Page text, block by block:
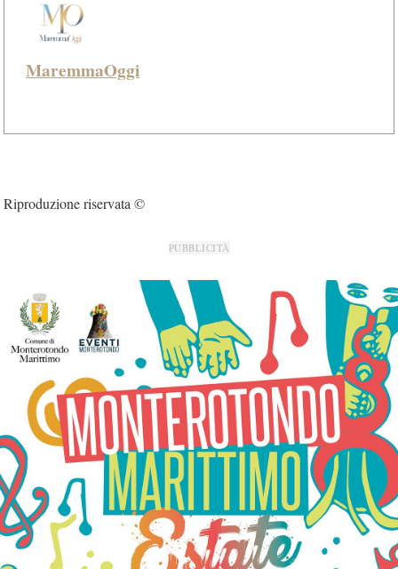
MaremmaOggi
Riproduzione riservata ©
PUBBLICITÀ